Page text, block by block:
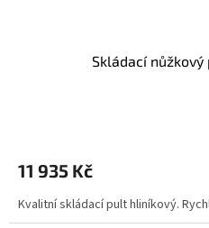
Skládací
11 935 Kč
Kvalitní skládací pult hliníkový.